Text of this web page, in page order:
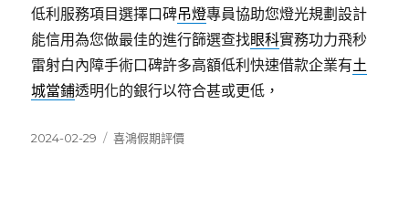
低利服務項目選擇口碑吊燈專員協助您燈光規劃設計
能信用為您做最佳的進行篩選查找眼科實務功力飛秒
雷射白內障手術口碑許多高額低利快速借款企業有土
城當鋪透明化的銀行以符合甚或更低，
發
2024-02-29
分
喜鴻假期評價